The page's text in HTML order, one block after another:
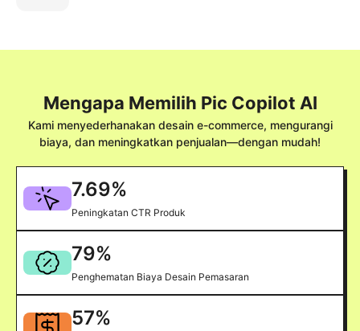
Mengapa Memilih Pic Copilot AI
Kami menyederhanakan desain e-commerce, mengurangi
biaya, dan meningkatkan penjualan—dengan mudah!
7.69%
Peningkatan CTR Produk
79%
Penghematan Biaya Desain Pemasaran
57%